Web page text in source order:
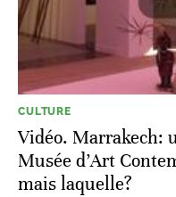
CULTURE
Vidéo. Marrakech:
Musée d’Art
mais laquelle?